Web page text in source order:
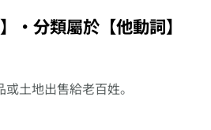
‧分類屬於【他動詞】
土地出售給老百姓。